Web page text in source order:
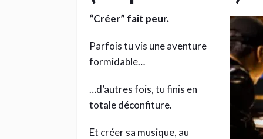
“Créer” fait peur.
Parfois tu vis une aventure
formidable…
…d’autres fois, tu finis en
totale déconfiture.
Et créer sa musique, au